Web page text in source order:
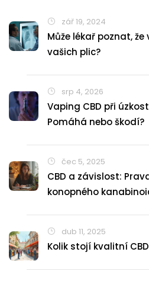
zář 19, 2024
Může lékař poznat,
vašich plic?
srp 4, 2026
Vaping CBD při
Pomáhá nebo škodí?
čec 5, 2025
CBD a závislost:
konopného
dub 11, 2025
Kolik stojí kvalitní